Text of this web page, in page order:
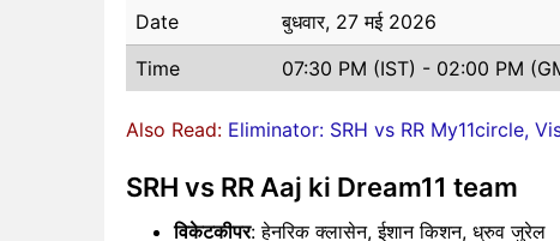
Date
बुधवार, 27 मई 2026
Time
07:30 PM (IST) - 02:00 PM
Also Read: Eliminator: SRH vs RR My11circle,
SRH vs RR Aaj ki Dream11 team
विकेटकीपर: हेनरिक क्लासेन, ईशान किशन, ध्रुव जुरेल